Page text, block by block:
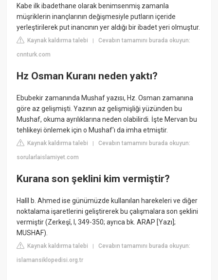
Kabe ilk ibadethane olarak benimsenmiş zamanla
müşriklerin inançlarının değişmesiyle putların içeride
yerleştirilerek put inancının yer aldığı bir ibadet yeri olmuştur.
Kaynak kaldırma talebi |Cevabın tamamını burada okuyun:
cnnturk.com
Hz Osman Kuranı neden yaktı?
Ebubekir zamanında Mushaf yazısı, Hz. Osman zamanına
göre az gelişmişti. Yazının az gelişmişliği yüzünden bu
Mushaf, okuma ayrılıklarına neden olabilirdi. İşte Mervan bu
tehlikeyi önlemek için o Mushaf'ı da imha etmiştir.
Kaynak kaldırma talebi |Cevabın tamamını burada okuyun:
sorularlaislamiyet.com
Kurana son şeklini kim vermiştir?
Halîl b. Ahmed ise günümüzde kullanılan harekeleri ve diğer
noktalama işaretlerini geliştirerek bu çalışmalara son şeklini
vermiştir (Zerkeşî, I, 349-350; ayrıca bk. ARAP [Yazı];
MUSHAF).
Kaynak kaldırma talebi |Cevabın tamamını burada okuyun:
islamansiklopedisi.org.tr